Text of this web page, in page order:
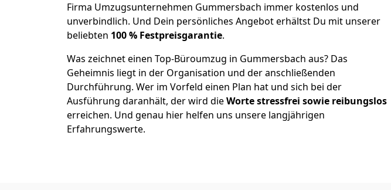
Firma Umzugsunternehmen Gummersbach immer kostenlos und
unverbindlich. Und Dein persönliches Angebot erhältst Du mit unserer
beliebten 100 % Festpreisgarantie.
Was zeichnet einen Top-Büroumzug in Gummersbach aus? Das
Geheimnis liegt in der Organisation und der anschließenden
Durchführung. Wer im Vorfeld einen Plan hat und sich bei der
Ausführung daranhält, der wird dieWorte stressfrei sowie reibungslos
erreichen. Und genau hier helfen uns unsere langjährigen
Erfahrungswerte.